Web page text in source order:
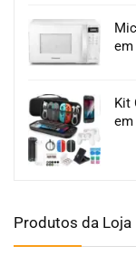
em
Kit
em
Produtos da Loja